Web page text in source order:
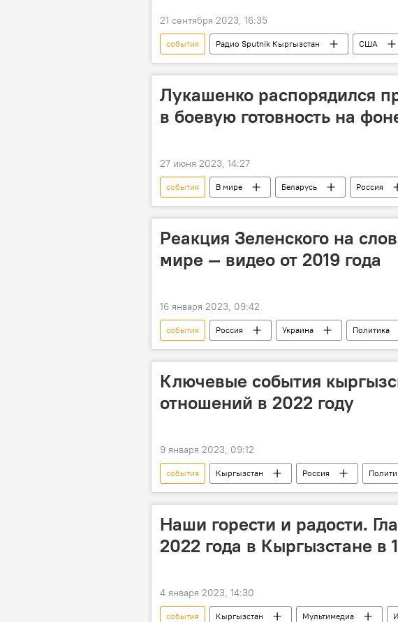
21 сентября 2023, 16:35
события Радио Sputnik Кыргызстан США
Нагорный Карабах
конфликт причина
Лукашенко распорядился
в боевую готовность на
27 июня 2023, 14:27
события В мире Беларусь Россия
боеготовность
комментарии
Реакция Зеленского на
мире — видео от 2019 года
16 января 2023, 09:42
события Россия Украина Политика
Владимир Зеленский
Ключевые события
отношений в 2022 году
9 января 2023, 09:12
события Кыргызстан Россия
Наши горести и радости.
2022 года в Кыргызстане в
4 января 2023, 14:30
события Кыргызстан Мультимедиа